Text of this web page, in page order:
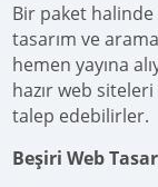
Bir paket
tasarım ve
hemen yayına
hazır web
talep edebilirler.
Beşiri Web